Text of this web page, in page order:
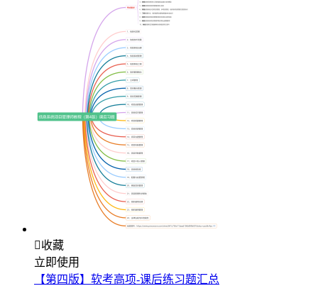
收藏
立即使用
【第四版】软考高项-课后练习题汇总